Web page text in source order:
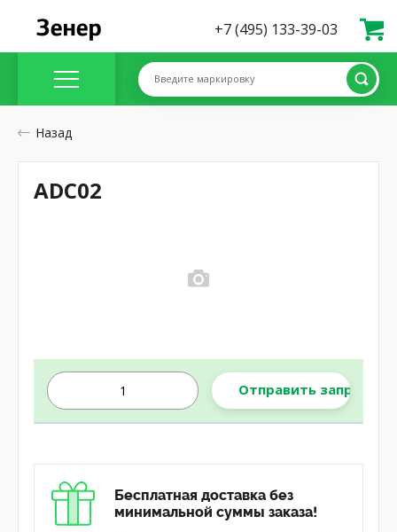
+7 (495) 133-39-03
Введите маркировку
Назад
Отправить запрос
Бесплатная доставка без
минимальной суммы заказа!
ADC02